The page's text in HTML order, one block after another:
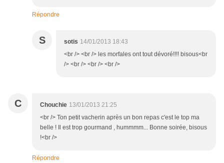
Répondre
S sotis 14/01/2013 18:43
<br /> <br /> les morfales ont tout dévoré!!!! bisous<br
/> <br /> <br /> <br />
C Chouchie 13/01/2013 21:25
<br /> Ton petit vacherin après un bon repas c'est le top ma
belle ! Il est trop gourmand , hummmm... Bonne soirée, bisous
!<br />
Répondre